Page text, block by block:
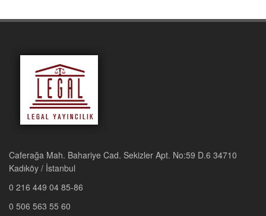
Caferağa Mah. Bahariye Cad. Sekizler Apt. No:59 D.6 34710
Kadıköy / İstanbul
0 216 449 04 85-86
0 506 563 55 60